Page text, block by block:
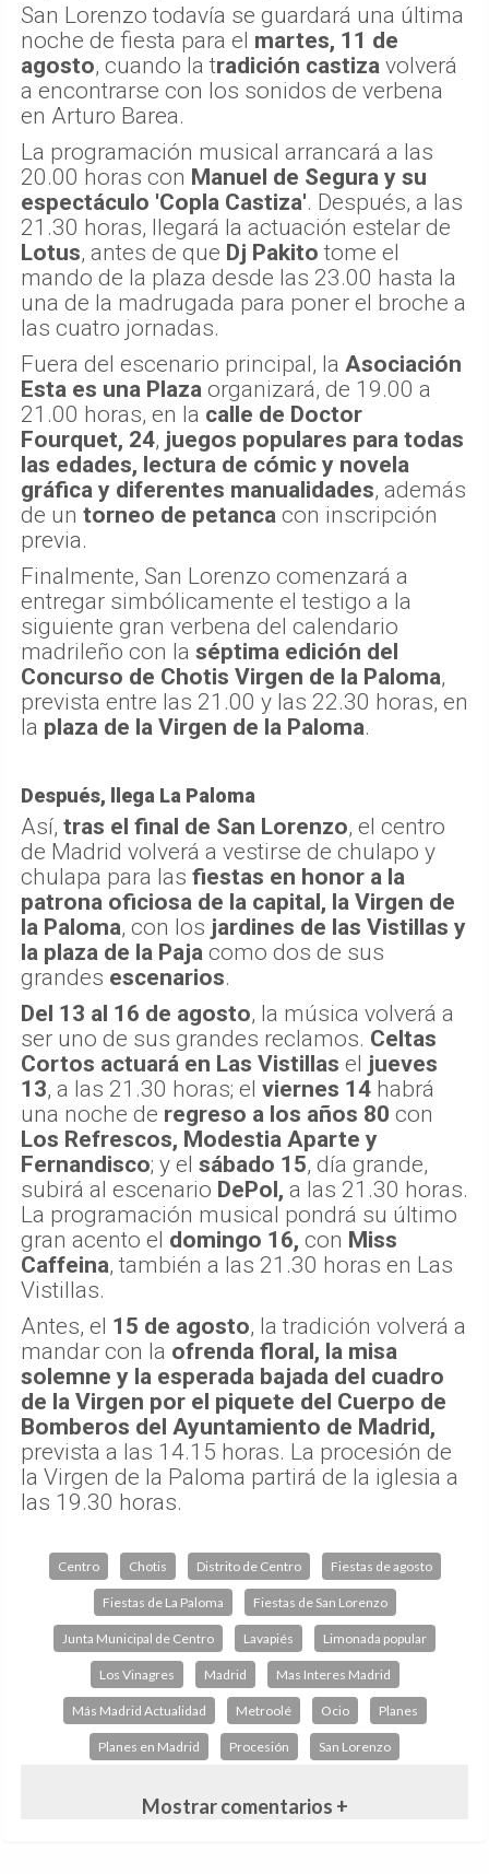
San Lorenzo todavía se guardará una última
noche de fiesta para el martes, 11 de
agosto, cuando la tradición castiza volverá
a encontrarse con los sonidos de verbena
en Arturo Barea.
La programación musical arrancará a las
20.00 horas con Manuel de Segura y su
espectáculo 'Copla Castiza'. Después, a las
21.30 horas, llegará la actuación estelar de
Lotus, antes de que Dj Pakito tome el
mando de la plaza desde las 23.00 hasta la
una de la madrugada para poner el broche a
las cuatro jornadas.
Fuera del escenario principal, la Asociación
Esta es una Plaza organizará, de 19.00 a
21.00 horas, en la calle de Doctor
Fourquet, 24, juegos populares para todas
las edades, lectura de cómic y novela
gráfica y diferentes manualidades, además
de un torneo de petanca con inscripción
previa.
Finalmente, San Lorenzo comenzará a
entregar simbólicamente el testigo a la
siguiente gran verbena del calendario
madrileño con la séptima edición del
Concurso de Chotis Virgen de la Paloma,
prevista entre las 21.00 y las 22.30 horas, en
la plaza de la Virgen de la Paloma.
Después, llega La Paloma
Así, tras el final de San Lorenzo, el centro
de Madrid volverá a vestirse de chulapo y
chulapa para las fiestas en honor a la
patrona oficiosa de la capital, la Virgen de
la Paloma, con los jardines de las Vistillas y
la plaza de la Paja como dos de sus
grandes escenarios.
Del 13 al 16 de agosto, la música volverá a
ser uno de sus grandes reclamos. Celtas
Cortos actuará en Las Vistillas el jueves
13, a las 21.30 horas; el viernes 14 habrá
una noche de regreso a los años 80 con
Los Refrescos, Modestia Aparte y
Fernandisco; y el sábado 15, día grande,
subirá al escenario DePol, a las 21.30 horas.
La programación musical pondrá su último
gran acento el domingo 16, con Miss
Caffeina, también a las 21.30 horas en Las
Vistillas.
Antes, el 15 de agosto, la tradición volverá a
mandar con la ofrenda floral, la misa
solemne y la esperada bajada del cuadro
de la Virgen por el piquete del Cuerpo de
Bomberos del Ayuntamiento de Madrid,
prevista a las 14.15 horas. La procesión de
la Virgen de la Paloma partirá de la iglesia a
las 19.30 horas.
Centro Chotis Distrito de Centro Fiestas de agosto
Fiestas de La Paloma Fiestas de San Lorenzo
Junta Municipal de Centro Lavapiés Limonada popular
Los Vinagres Madrid Mas Interes Madrid
Más Madrid Actualidad Metroolé Ocio Planes
Planes en Madrid Procesión San Lorenzo
Mostrar comentarios +